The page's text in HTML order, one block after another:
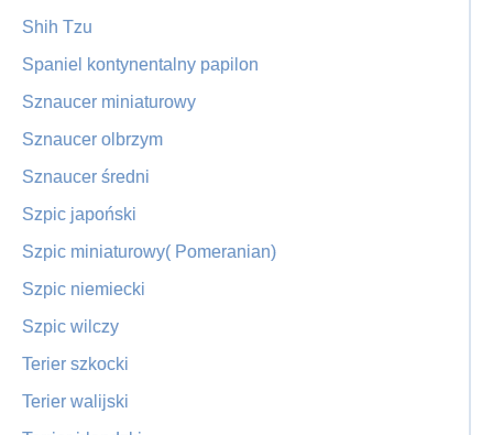
Shih Tzu
Spaniel kontynentalny papilon
Sznaucer miniaturowy
Sznaucer olbrzym
Sznaucer średni
Szpic japoński
Szpic miniaturowy( Pomeranian)
Szpic niemiecki
Szpic wilczy
Terier szkocki
Terier walijski